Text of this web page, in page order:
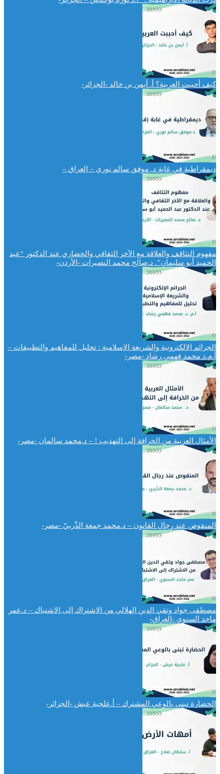
كيف أحببت العربية؟ أ. أيمن بن خالد -الجزائر-
ديمقراطية في غابة د. موفق سالم نوري – العراق –
مفهوم التثاقف والعلاقة مع الآخر الثقافي والحضاري عند الدكتور “عبد
الحميد أبو سليمان”. د.صالح محمد النصيرات -الأردن-
الجرائم الإلكترونية والشريعة الإسلامية : تحليل للمفاهيم والتطبيقات –
أ.م.د محمد فهمي رشاد -مصر-
الأمثال العربية من الخرافة الى التهذيب ! – د.محمد سالمان -مصر-
المنقوص عند رجال القانون – د.محمد جمعة الدِّربيّ -مصر-
مصطفى جواد وتقي الدين الهلالي من الاشتراك إلى الاشتباك – د.عمر
ماجد السنوي -العراق-
الحضارة تبنى بالوعي المشترك – أ.علجية عيش -الجزائر-